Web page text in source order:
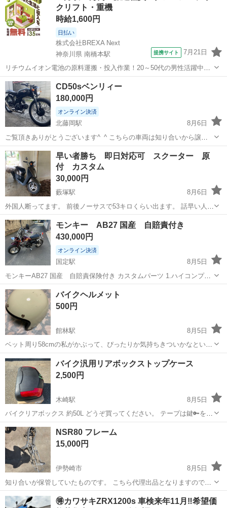
おねがいします。クリフト・重機
時給1,600円
日払い
株式会社BREXA Next
神奈川県 南橋本駅
提携サイト 7月21日
リチウムイオン電池の原料運搬・投入作業！20～50代の男性活躍中★
ワンルーム寮完備！赴任旅費会社負担！年間休日130日★フォークリフ
ト免許お持ちの方、活躍中！就業先食堂利用可★《神奈川県相模原
市》 人気の工場のお仕事 ◇電...
神奈川 相模原市 南橋本駅
CD50sベンリィー
180,000円
オンライン決済
北藤岡駅
8月6日
ご覧頂きありがとうございます^_^ こちらの車両は知り合いから譲り
受け、出品にあたりフレームからスイッチBOX、キャブレターまで全
て分解し、洗浄 再塗装、整備した車両になります。 エンジンは武川
の90ボアアップしました、 キ...
群馬 佐波郡 北藤岡駅 ホンダ
早い者勝ち 即日対応可 スクーター 原
付 カスタム
30,000円
藪塚駅
8月6日
外国人断ってます。 前後ノーサスで53キロくらい出ます。 話早い人あ
りがたいです。 ウインカー使えない、バッテリー弱ってます。キック
で始動できます。エンジン元気です。足にどうぞ。 廃車してますので
すぐに渡せます。 売れなかっ...
群馬 太田市 藪塚駅 シャコタン
モンキー AB27 国産 自賠責付き
430,000円
オンライン決済
国定駅
8月5日
モンキーAB27 国産 自賠責保険付き カスタムパーツ 1.ハイコンプピ
ストン（キタコ） 2.スイングアーム （タケガワ） 3.マフラー
（PRETTYヤンチャ管） 4.テールランプ (LED) 5.ハンドル（くるく
る）...
群馬 伊勢崎市 国定駅 ホンダ
バイクヘルメット
500円
館林駅
8月5日
ベット周り58cmの私がかぶって、ぴったりか気持ちきついかなといっ
たところです。 ジモティで譲って頂き、しっかり洗いました。 その後
に別で譲って頂いたものを使っているので、出品致します。予備や二
人乗り等でいかがですか。
群馬 館林市 館林駅 その他
バイク汎用リアボックストップケース
2,500円
木崎駅
8月5日
バイクリアボックス 約50L どうぞ買ってください。 テープは鍵🔑を留
めている物で、 壊れている事では有りません。 また、N3でお願いし
ます。
群馬 太田市
NSR80 フレーム
15,000円
伊勢崎市
8月5日
知り合いが保管していたものです。 こちら代理出品となりますのでお
値段の交渉をお控えください。 詳しくは分かりませんが、見た感じサ
ビや汚れ等あるので、ジャンク扱いになります。
群馬 伊勢崎市 ホンダ
🉐カワサキZRX1200s 車検来年11月‼️希望価